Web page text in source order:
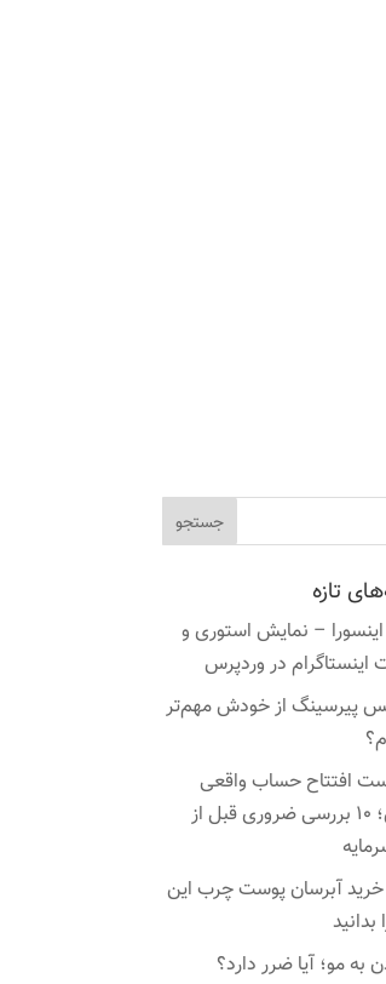
تازه
اینسورا – نمایش استوری و
اینستاگرام در وردپرس
پیرسینگ از خودش مهم‌تر
افتتاح حساب واقعی
فارکس؛ ۱۰ بررسی ضروری قبل از
خرید آبرسان پوست چرب این
بدانید
به مو؛ آیا ضرر دارد؟